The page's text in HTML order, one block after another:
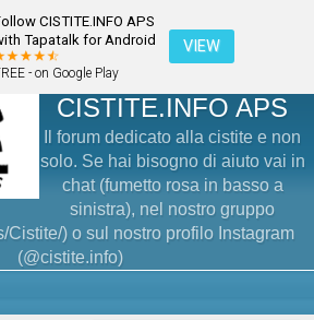
CISTITE.INFO APS
Tapatalk for Android
- on Google Play
VIEW
CISTITE.INFO APS
Il forum dedicato alla cistite e non
solo. Se hai bisogno di aiuto vai in
chat (fumetto rosa in basso a
sinistra), nel nostro gruppo
Cistite/) o sul nostro profilo Instagram
(@cistite.info)